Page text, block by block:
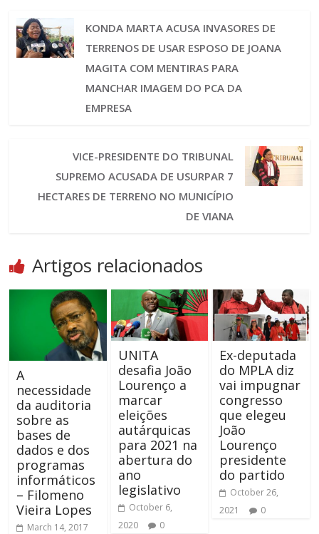
KONDA MARTA ACUSA INVASORES DE
TERRENOS DE USAR ESPOSO DE JOANA
MAGITA COM MENTIRAS PARA
MANCHAR IMAGEM DO PCA DA
EMPRESA
VICE-PRESIDENTE DO TRIBUNAL
SUPREMO ACUSADA DE USURPAR 7
HECTARES DE TERRENO NO MUNICÍPIO
DE VIANA
Artigos relacionados
A
necessidade
da auditoria
sobre as
bases de
dados e dos
programas
informáticos
– Filomeno
Vieira Lopes
March 14, 2017
UNITA
desafia João
Lourenço a
marcar
eleições
autárquicas
para 2021 na
abertura do
ano
legislativo
October 6,
2020
0
Ex-deputada
do MPLA diz
vai impugnar
congresso
que elegeu
João
Lourenço
presidente
do partido
October 26,
2021
0